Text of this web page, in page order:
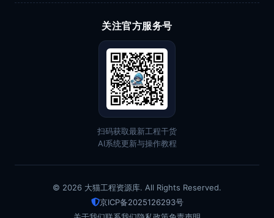
关注官方服务号
扫码获取最新工程干货
AI系统更新与操作教程
© 2026 大猫工程资源库. All Rights Reserved.
京ICP备2025126293号